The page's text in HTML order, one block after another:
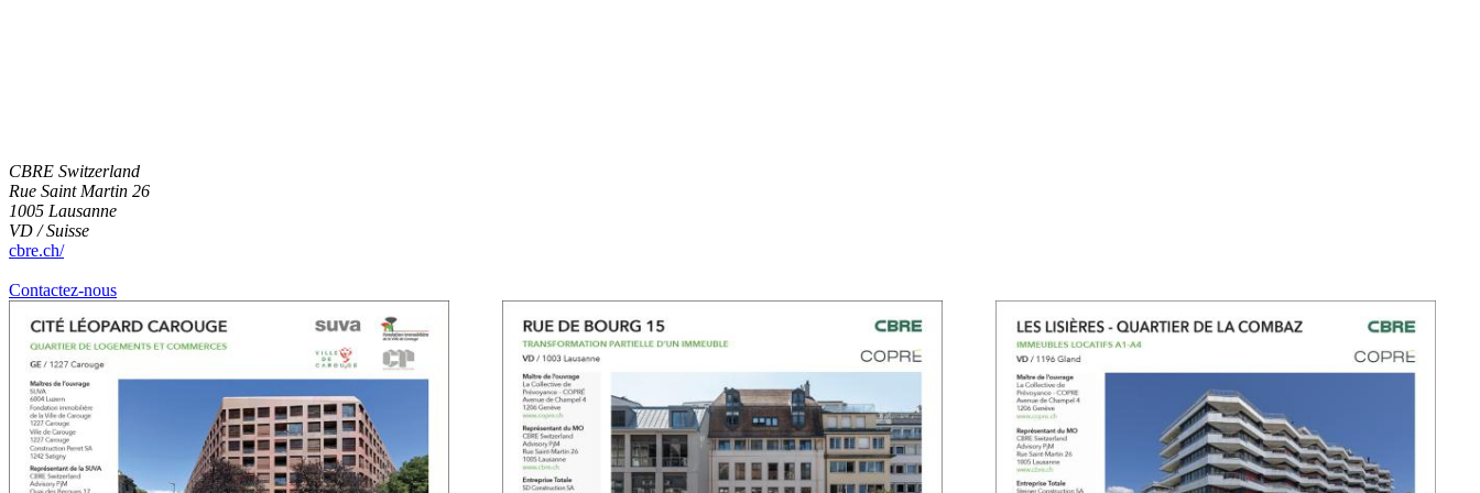
CBRE Switzerland
Rue Saint Martin 26
1005 Lausanne
VD / Suisse
cbre.ch/
Contactez-nous